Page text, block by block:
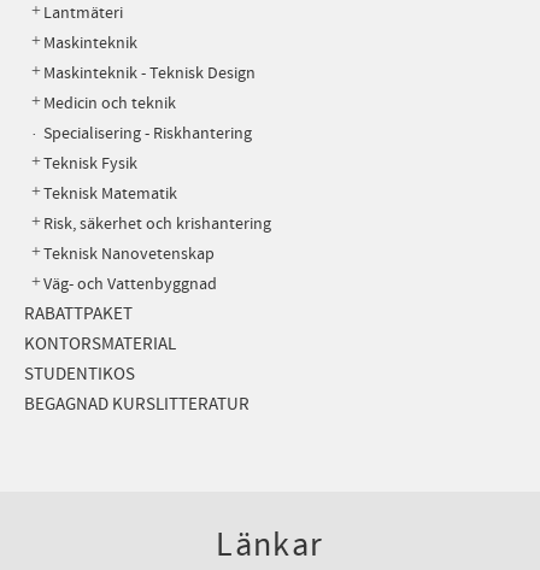
Lantmäteri
Maskinteknik
Maskinteknik - Teknisk Design
Medicin och teknik
Specialisering - Riskhantering
Teknisk Fysik
Teknisk Matematik
Risk, säkerhet och krishantering
Teknisk Nanovetenskap
Väg- och Vattenbyggnad
RABATTPAKET
KONTORSMATERIAL
STUDENTIKOS
BEGAGNAD KURSLITTERATUR
Länkar